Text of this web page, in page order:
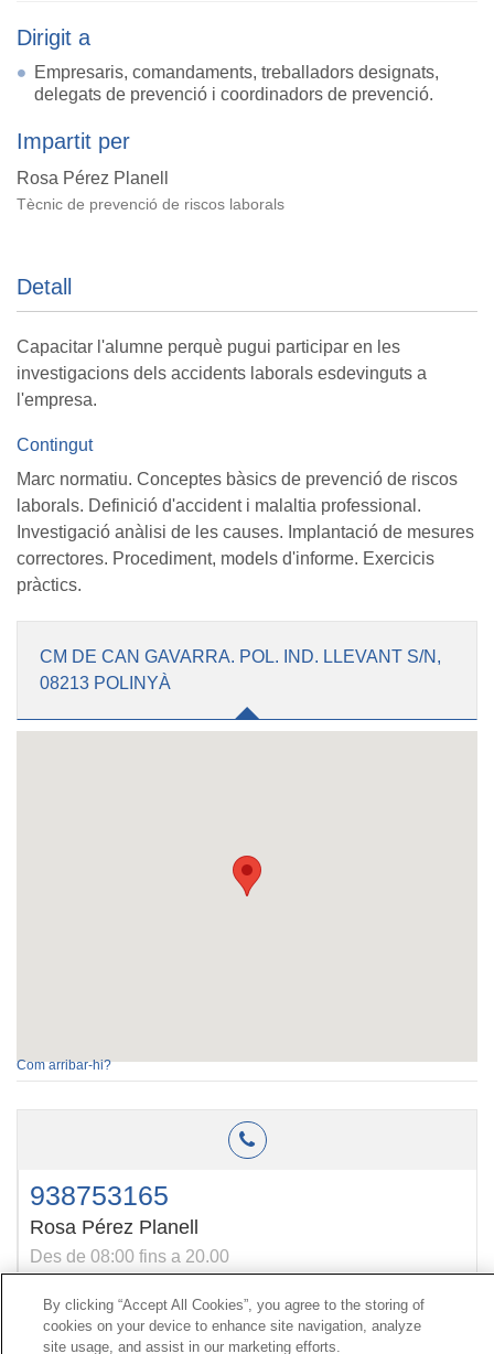
Dirigit a
Empresaris, comandaments, treballadors designats,
delegats de prevenció i coordinadors de prevenció.
Impartit per
Rosa Pérez Planell
Tècnic de prevenció de riscos laborals
Detall
Capacitar l'alumne perquè pugui participar en les
investigacions dels accidents laborals esdevinguts a
l'empresa.
Contingut
Marc normatiu. Conceptes bàsics de prevenció de riscos
laborals. Definició d'accident i malaltia professional.
Investigació anàlisi de les causes. Implantació de mesures
correctores. Procediment, models d'informe. Exercicis
pràctics.
CM DE CAN GAVARRA. POL. IND. LLEVANT S/N,
08213 POLINYÀ
Com arribar-hi?
938753165
Rosa Pérez Planell
Des de 08:00 fins a 20.00
Contacte |Perfil del contractant|Reclamacions
By clicking “Accept All Cookies”, you agree to the storing of
cookies on your device to enhance site navigation, analyze
site usage, and assist in our marketing efforts.